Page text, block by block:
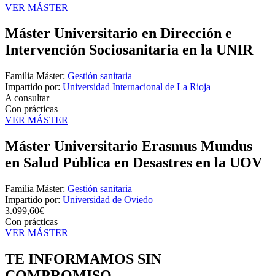
VER MÁSTER
Máster Universitario en Dirección e
Intervención Sociosanitaria en la UNIR
Familia Máster: Gestión sanitaria
Impartido por: Universidad Internacional de La Rioja
A consultar
Con prácticas
VER MÁSTER
Máster Universitario Erasmus Mundus
en Salud Pública en Desastres en la UOV
Familia Máster: Gestión sanitaria
Impartido por: Universidad de Oviedo
3.099,60€
Con prácticas
VER MÁSTER
TE INFORMAMOS SIN